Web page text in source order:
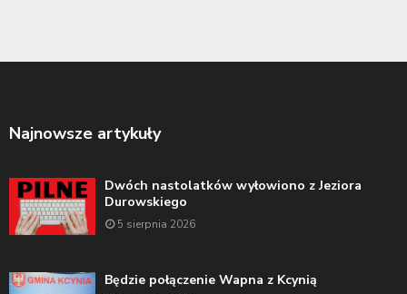
Najnowsze artykuły
Dwóch nastolatków wyłowiono z Jeziora
Durowskiego
5 sierpnia 2026
Będzie połączenie Wapna z Kcynią